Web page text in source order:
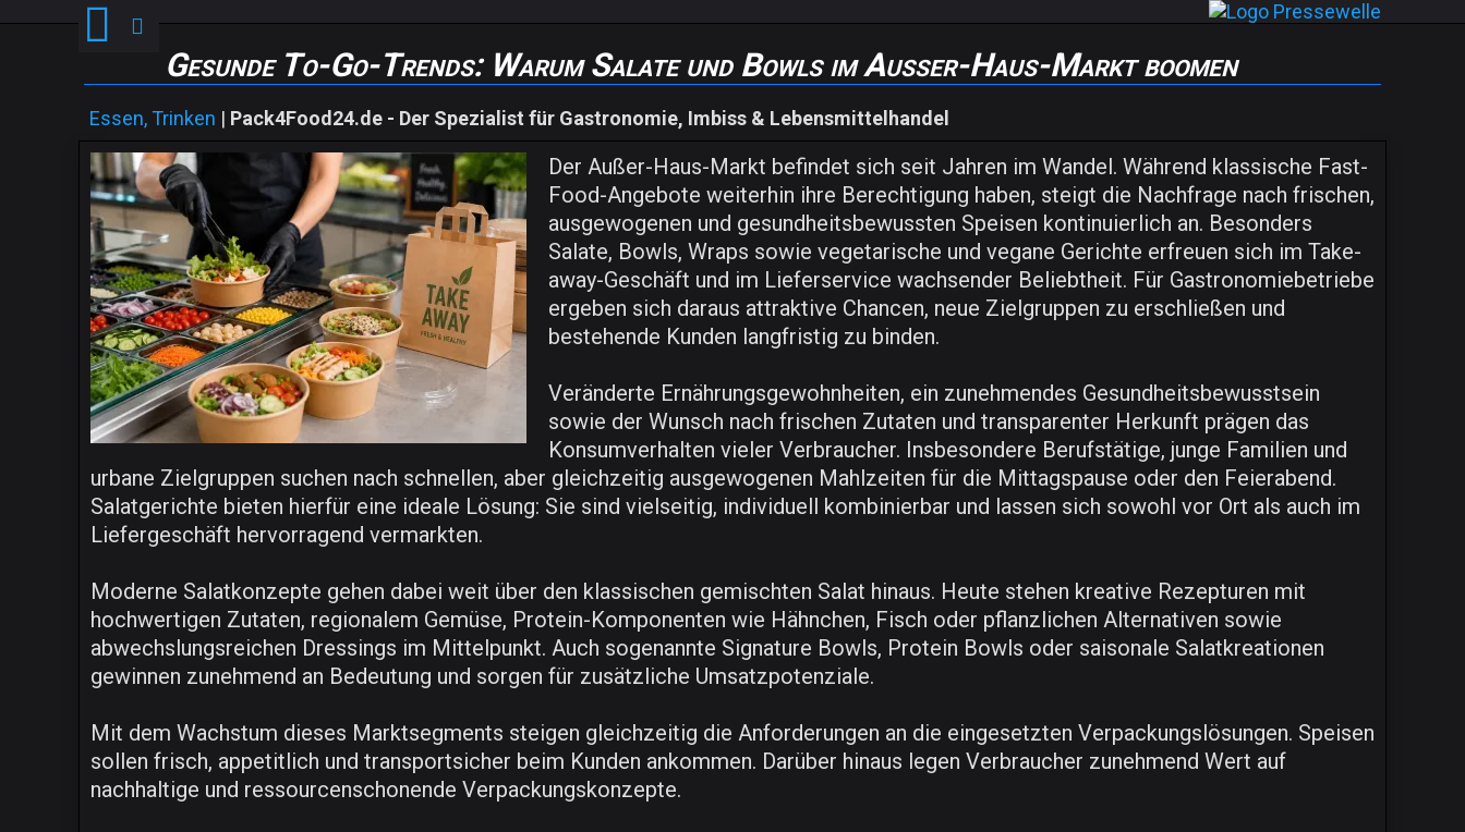
Gesunde To-Go-Trends: Warum Salate und Bowls im Außer-Haus-Markt boomen
Essen, Trinken | Pack4Food24.de - Der Spezialist für Gastronomie, Imbiss & Lebensmittelhandel
Der Außer-Haus-Markt befindet sich seit Jahren im Wandel. Während klassische Fast-
Food-Angebote weiterhin ihre Berechtigung haben, steigt die Nachfrage nach frischen,
ausgewogenen und gesundheitsbewussten Speisen kontinuierlich an. Besonders
Salate, Bowls, Wraps sowie vegetarische und vegane Gerichte erfreuen sich im Take-
away-Geschäft und im Lieferservice wachsender Beliebtheit. Für Gastronomiebetriebe
ergeben sich daraus attraktive Chancen, neue Zielgruppen zu erschließen und
bestehende Kunden langfristig zu binden.
Veränderte Ernährungsgewohnheiten, ein zunehmendes Gesundheitsbewusstsein
sowie der Wunsch nach frischen Zutaten und transparenter Herkunft prägen das
Konsumverhalten vieler Verbraucher. Insbesondere Berufstätige, junge Familien und
urbane Zielgruppen suchen nach schnellen, aber gleichzeitig ausgewogenen Mahlzeiten für die Mittagspause oder den Feierabend.
Salatgerichte bieten hierfür eine ideale Lösung: Sie sind vielseitig, individuell kombinierbar und lassen sich sowohl vor Ort als auch im
Liefergeschäft hervorragend vermarkten.
Moderne Salatkonzepte gehen dabei weit über den klassischen gemischten Salat hinaus. Heute stehen kreative Rezepturen mit
hochwertigen Zutaten, regionalem Gemüse, Protein-Komponenten wie Hähnchen, Fisch oder pflanzlichen Alternativen sowie
abwechslungsreichen Dressings im Mittelpunkt. Auch sogenannte Signature Bowls, Protein Bowls oder saisonale Salatkreationen
gewinnen zunehmend an Bedeutung und sorgen für zusätzliche Umsatzpotenziale.
Mit dem Wachstum dieses Marktsegments steigen gleichzeitig die Anforderungen an die eingesetzten Verpackungslösungen. Speisen
sollen frisch, appetitlich und transportsicher beim Kunden ankommen. Darüber hinaus legen Verbraucher zunehmend Wert auf
nachhaltige und ressourcenschonende Verpackungskonzepte.